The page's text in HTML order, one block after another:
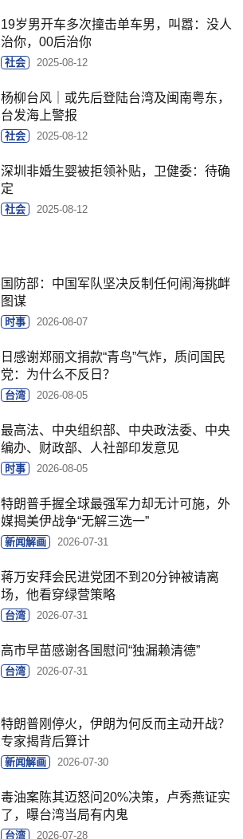
19岁男开车多次撞击单车男，叫嚣：没人
治你，00后治你
社会 2025-08-12
杨柳台风｜或先后登陆台湾及闽南粤东，
台发海上警报
社会 2025-08-12
深圳非婚生婴被拒领补贴，卫健委：待确
定
社会 2025-08-12
国防部：中国军队坚决反制任何闹海挑衅
图谋
时事 2026-08-07
日感谢郑丽文捐款“青鸟”气炸，质问国民
党：为什么不反日？
台湾 2026-08-05
最高法、中央组织部、中央政法委、中央
编办、财政部、人社部印发意见
时事 2026-08-05
特朗普手握全球最强军力却无计可施，外
媒揭美伊战争“无解三选一”
新闻解画 2026-07-31
蒋万安拜会民进党团不到20分钟被请离
场，他看穿绿营策略
台湾 2026-07-31
高市早苗感谢各国慰问“独漏赖清德”
台湾 2026-07-31
特朗普刚停火，伊朗为何反而主动开战？
专家揭背后算计
新闻解画 2026-07-30
毒油案陈其迈怒问20%决策，卢秀燕证实
了，曝台湾当局有内鬼
台湾 2026-07-28